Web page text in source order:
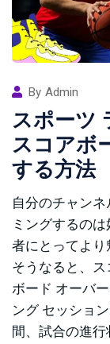
By Admin
スポーツ
スコアボ
する方法
自分のチャン
ミングするの
者にとってよ
そうなると、
ボード オーバ
ング セッショ
間、試合の進